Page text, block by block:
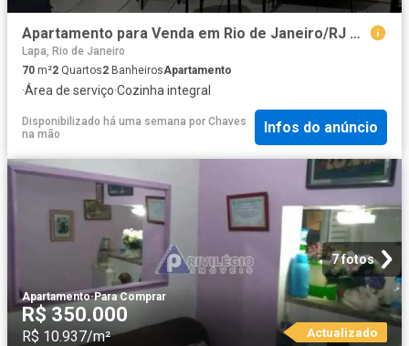
Apartamento para Venda em Rio de Janeiro/RJ Centro 2 Quartos
Lapa, Rio de Janeiro
70 m²2 Quartos2 BanheirosApartamento
·Área de serviço·Cozinha integral
Disponibilizado há uma semana por Chaves
na mão
Infos do anúncio
7 fotos
Apartamento·Para Comprar
R$ 350.000
R$ 10.937/m² Actualizado